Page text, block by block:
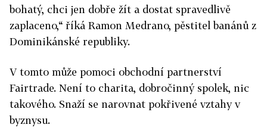
bohatý, chci jen dobře žít a dostat spravedlivě
zaplaceno,“ říká Ramon Medrano, pěstitel banánů z
Dominikánské republiky.
V tomto může pomoci obchodní partnerství
Fairtrade. Není to charita, dobročinný spolek, nic
takového. Snaží se narovnat pokřivené vztahy v
byznysu.